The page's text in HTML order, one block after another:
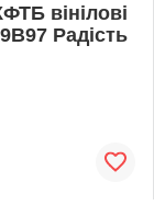
вінілові
Радість